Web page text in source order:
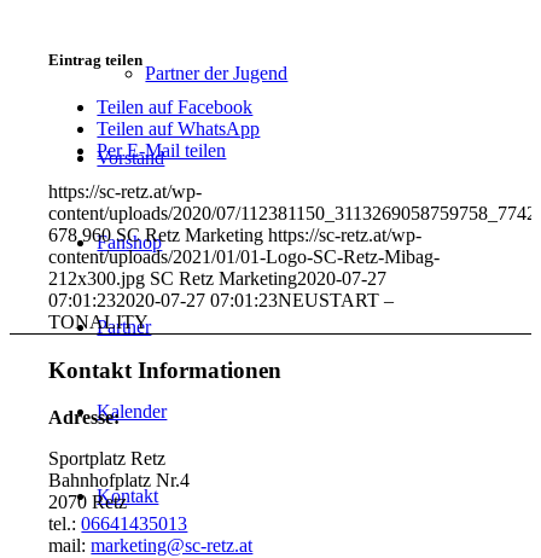
Partner der Jugend
Vorstand
Fanshop
Partner
Kalender
Kontakt
Eintrag teilen
Teilen auf Facebook
Teilen auf WhatsApp
Per E-Mail teilen
https://sc-retz.at/wp-
content/uploads/2020/07/
678 960 SC Retz Marketing https://sc-retz.at/wp-
content/uploads/2021/01/01-Logo-SC-Retz-Mibag-
212x300.jpg SC Retz Marketing2020-07-27
07:01:232020-07-27 07:01:23NEUSTART –
TONALITY
Kontakt Informationen
Adresse:
Sportplatz Retz
Bahnhofplatz Nr.4
2070 Retz
tel.:06641435013
mail:marketing@sc-retz.at